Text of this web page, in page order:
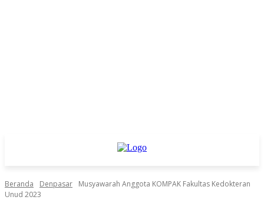
Beranda Denpasar
Musyawarah Anggota KOMPAK Fakultas Kedokteran
Unud 2023